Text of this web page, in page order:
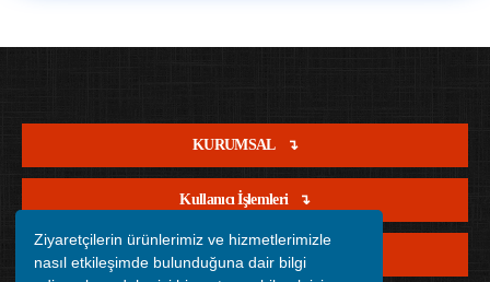
Ziyaretçilerin ürünlerimiz ve hizmetlerimizle
nasıl etkileşimde bulunduğuna dair bilgi
KURUMSAL
Kullanıcı İşlemleri
Satış İşlemleri